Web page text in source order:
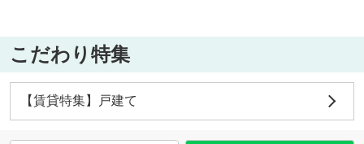
こだわり特集
【賃貸特集】戸建て